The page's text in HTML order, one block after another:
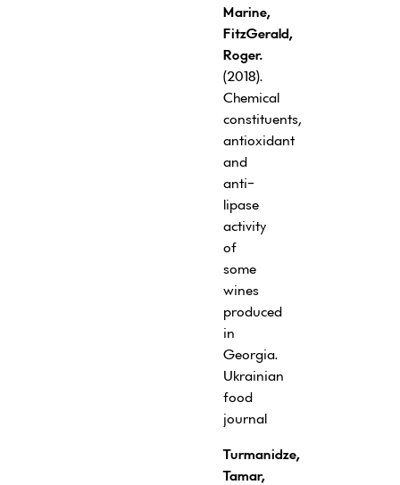
Marine,
FitzGerald,
Roger.
(2018).
Chemical
constituents,
antioxidant
and
anti-
lipase
activity
of
some
wines
produced
in
Georgia.
Ukrainian
food
journal
Turmanidze,
Tamar,